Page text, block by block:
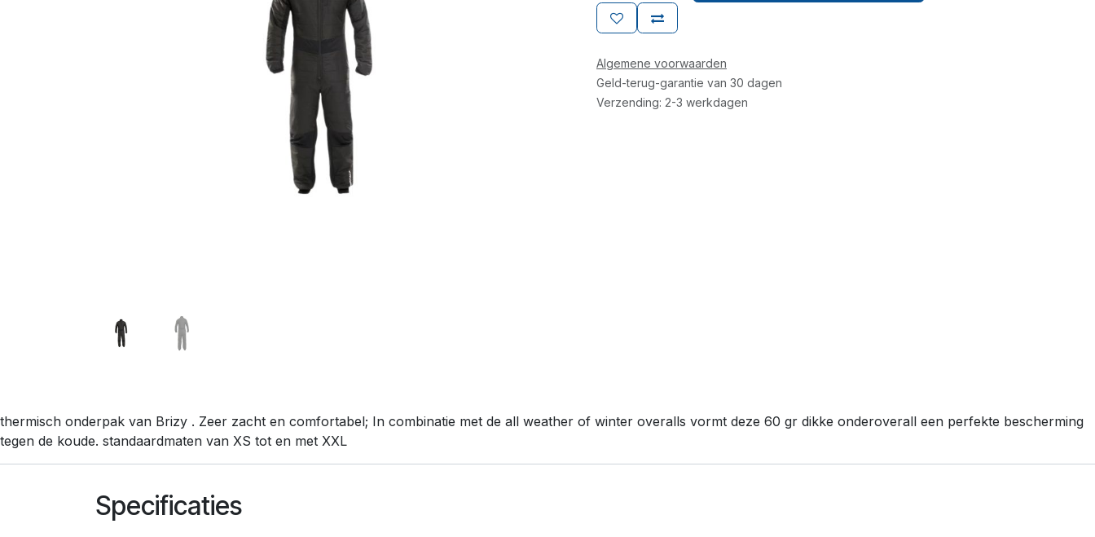
Algemene voorwaarden
Geld-terug-garantie van 30 dagen
Verzending: 2-3 werkdagen
thermisch onderpak van Brizy . Zeer zacht en comfortabel; In combinatie met de all weather of winter overalls vormt deze 60 gr dikke onderoverall een perfekte bescherming
tegen de koude. standaardmaten van XS tot en met XXL
Specificaties